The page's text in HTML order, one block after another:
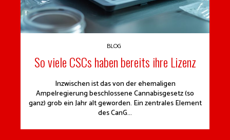
BLOG
So viele CSCs haben bereits ihre Lizenz
Inzwischen ist das von der ehemaligen
Ampelregierung beschlossene Cannabisgesetz (so
ganz) grob ein Jahr alt geworden. Ein zentrales Element
des CanG...